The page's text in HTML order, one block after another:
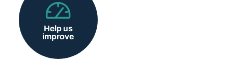
Help us
improve